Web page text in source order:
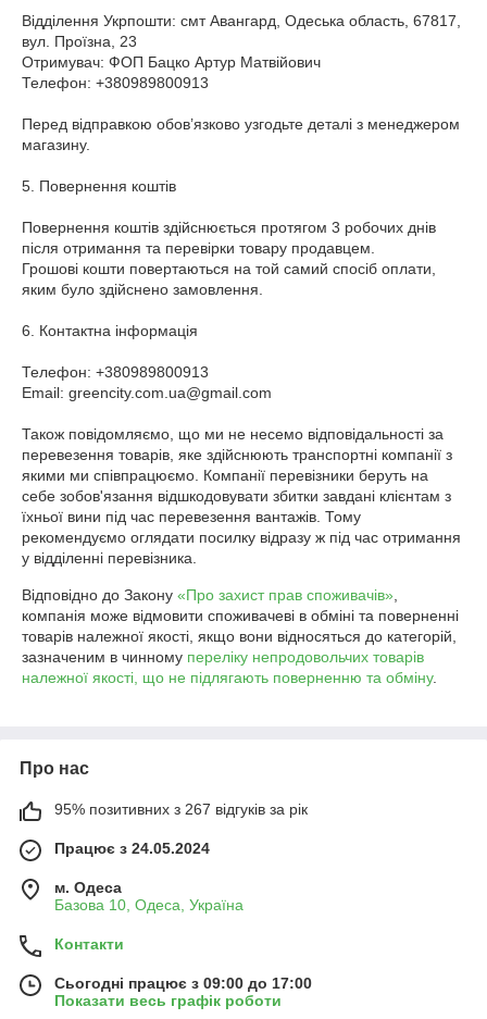
Відділення Укрпошти: смт Авангард, Одеська область, 67817,
вул. Проїзна, 23
Отримувач: ФОП Бацко Артур Матвійович
Телефон: +380989800913
Перед відправкою обов’язково узгодьте деталі з менеджером
магазину.
5. Повернення коштів
Повернення коштів здійснюється протягом 3 робочих днів
після отримання та перевірки товару продавцем.
Грошові кошти повертаються на той самий спосіб оплати,
яким було здійснено замовлення.
6. Контактна інформація
Телефон: +380989800913
Email: greencity.com.ua@gmail.com
Також повідомляємо, що ми не несемо відповідальності за
перевезення товарів, яке здійснюють транспортні компанії з
якими ми співпрацюємо. Компанії перевізники беруть на
себе зобов'язання відшкодовувати збитки завдані клієнтам з
їхньої вини під час перевезення вантажів. Тому
рекомендуємо оглядати посилку відразу ж під час отримання
у відділенні перевізника.
Відповідно до Закону «Про захист прав споживачів»
компанія може відмовити споживачеві в обміні та поверненні
товарів належної якості, якщо вони відносяться до категорій,
зазначеним в чинному переліку непродовольчих товарів
належної якості, що не підлягають поверненню та обміну.
Про нас
95% позитивних з 267 відгуків за рік
Працює з 24.05.2024
м. Одеса
Базова 10, Одеса, Україна
Контакти
Сьогодні працює з 09:00 до 17:00
Показати весь графік роботи